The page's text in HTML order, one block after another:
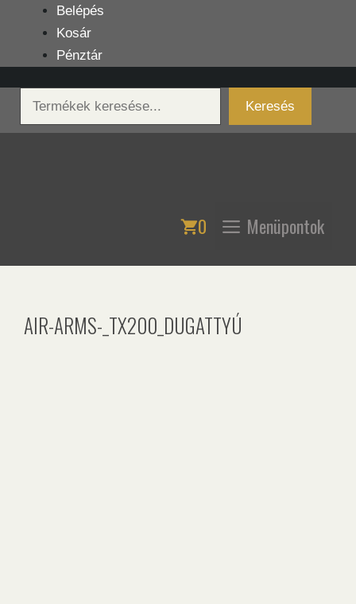
tartalomba
Belépés
Kosár
Pénztár
Keresés
Keresés
0 Menüpontok
AIR-ARMS-_TX200_DUGATTYÚ